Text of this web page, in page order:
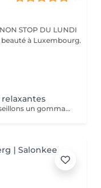
STOP DU LUNDI
Avant chaque modelage nous vous conseillons un gommage du corps peau de velours qui rendra votre peau toute douce. Le modelage est réalise par des personnes diplômées